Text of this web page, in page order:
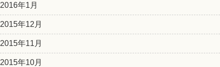
2016年1月
2015年12月
2015年11月
2015年10月